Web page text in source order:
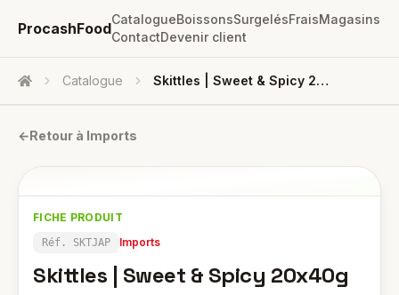
ProcashFood
CatalogueBoissonsSurgelésFraisMagasins
ContactDevenir client
Accueil Catalogue Skittles | Sweet & Spicy 20x40g
←Retour à Imports
FICHE PRODUIT
Réf. SKTJAP Imports
Skittles | Sweet & Spicy 20x40g